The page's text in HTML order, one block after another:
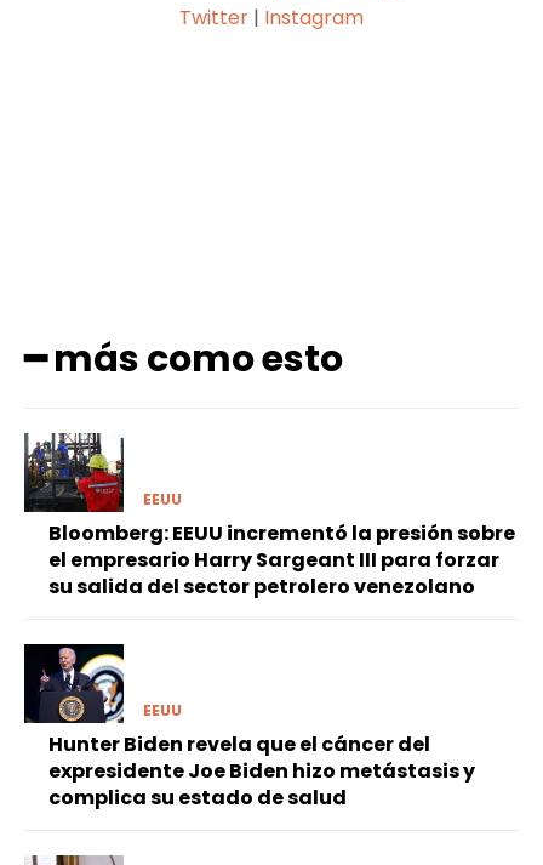
Twitter | Instagram
━ más como esto
EEUU
Bloomberg: EEUU incrementó la presión sobre
el empresario Harry Sargeant III para forzar
su salida del sector petrolero venezolano
EEUU
Hunter Biden revela que el cáncer del
expresidente Joe Biden hizo metástasis y
complica su estado de salud